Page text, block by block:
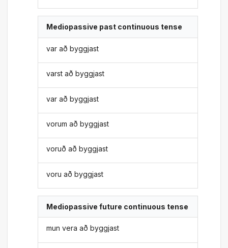
Mediopassive past continuous tense
var að byggjast
varst að byggjast
var að byggjast
vorum að byggjast
voruð að byggjast
voru að byggjast
Mediopassive future continuous tense
mun vera að byggjast